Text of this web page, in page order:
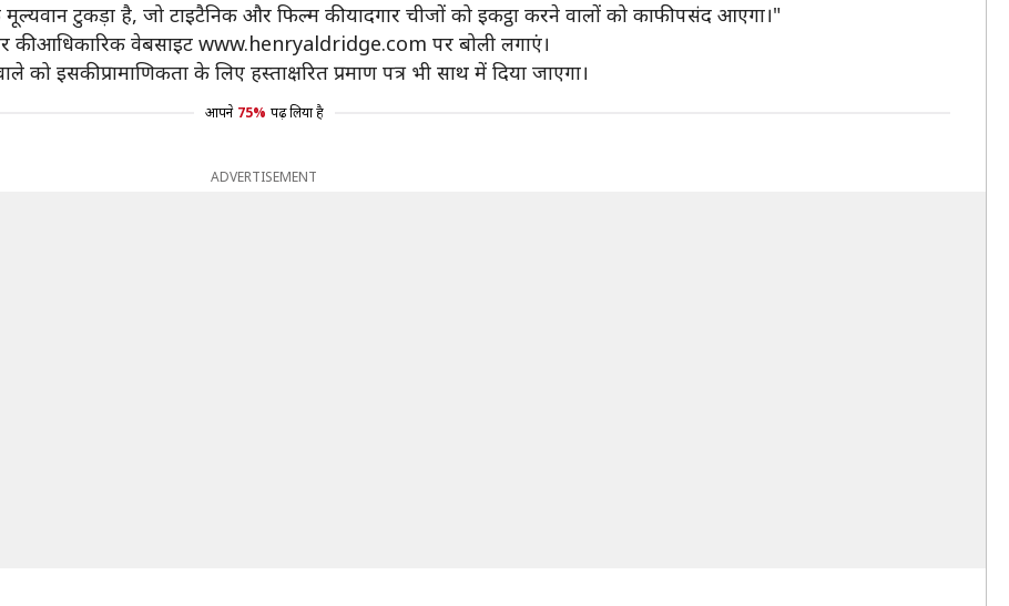
टुकड़ा है, जो टाइटैनिक और फिल्म की यादगार चीजों को इकट्ठा करने वालों को काफी पसंद आएगा।"
की आधिकारिक वेबसाइट www.henryaldridge.com पर बोली लगाएं।
इसकी प्रामाणिकता के लिए हस्ताक्षरित प्रमाण पत्र भी साथ में दिया जाएगा।
आपने 75% पढ़ लिया है
ADVERTISEMENT